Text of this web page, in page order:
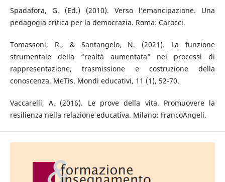
Spadafora, G. (Ed.) (2010). Verso l’emancipazione. Una
pedagogia critica per la democrazia. Roma: Carocci.
Tomassoni, R., & Santangelo, N. (2021). La funzione
strumentale della “realtà aumentata” nei processi di
rappresentazione, trasmissione e costruzione della
conoscenza. MeTis. Mondi educativi, 11 (1), 52-70.
Vaccarelli, A. (2016). Le prove della vita. Promuovere la
resilienza nella relazione educativa. Milano: FrancoAngeli.